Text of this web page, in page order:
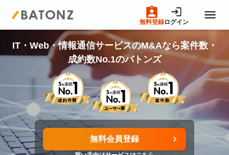
無料登録ログイン
トップページ
M&A案件一覧
売りたい方へ
買いたい方へ
IT・Web・情報通信サービスのM&Aなら案件数・
成約数No.1のバトンズ
無料会員登録